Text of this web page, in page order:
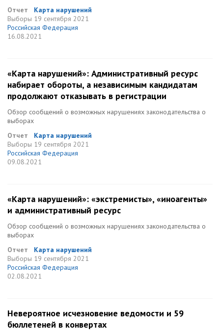
Отчет
Карта нарушений
Выборы 19 сентября 2021
Российская Федерация
16.08.2021
«Карта нарушений»: Административный ресурс
набирает обороты, а независимым кандидатам
продолжают отказывать в регистрации
Обзор сообщений о возможных нарушениях законодательства о
выборах
Отчет
Карта нарушений
Выборы 19 сентября 2021
Российская Федерация
09.08.2021
«Карта нарушений»: «экстремисты», «иноагенты»
и административный ресурс
Обзор сообщений о возможных нарушениях законодательства о
выборах
Отчет
Карта нарушений
Выборы 19 сентября 2021
Российская Федерация
02.08.2021
Невероятное исчезновение ведомости и 59
бюллетеней в конвертах